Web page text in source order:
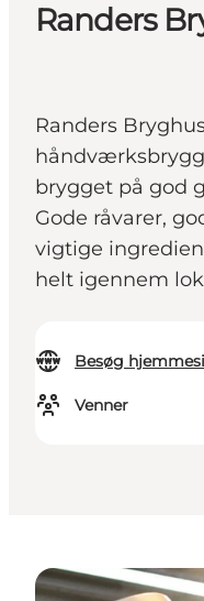
Randers
Randers
brygget på god
Gode råvarer,
vigtige
helt igennem
Besøg
Venner